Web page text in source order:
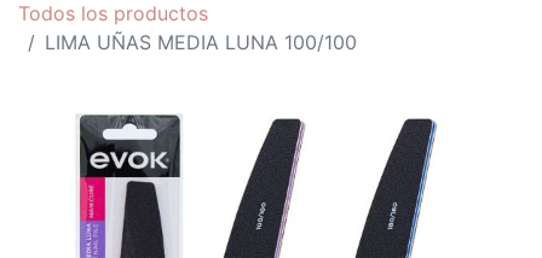
Todos los productos
LIMA UÑAS MEDIA LUNA 100/100